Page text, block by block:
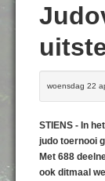
Alle
Over Bennie
Fotoboek
Daan Lambers
Jubileumfeest 35
102 kaarsen voor
woensdag 22
STIENS - In
judo toernooi
Met 688
ook ditmaal